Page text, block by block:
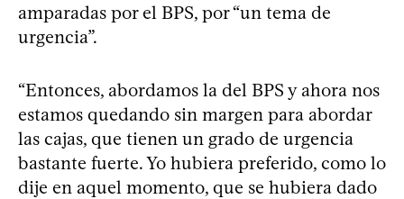
amparadas por el BPS, por “un tema de
urgencia”.
“Entonces, abordamos la del BPS y ahora nos
estamos quedando sin margen para abordar
las cajas, que tienen un grado de urgencia
bastante fuerte. Yo hubiera preferido, como lo
dije en aquel momento, que se hubiera dado